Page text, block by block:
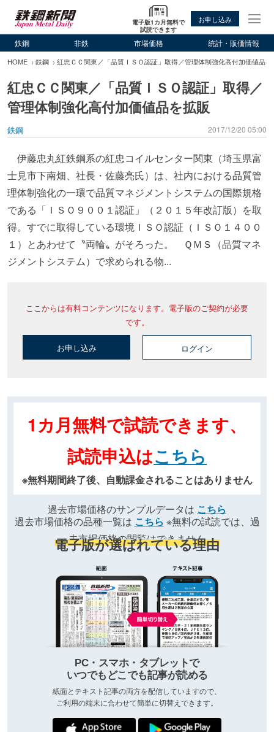
電子版1カ月無料で
試読できます
お申し込み
鉄鋼 非鉄 市場価格 統計・販価情報
HOME 鉄鋼 紅忠ＣＣ関東／「品質ＩＳＯ認証」取得／管理体制強化高付加価値品を
紅忠ＣＣ関東／「品質ＩＳＯ認証」取得／
管理体制強化高付加価値品を拡販
鉄鋼 2017/12/20 05:00
伊藤忠丸紅鉄鋼系の紅忠コイルセンター関東（埼玉県富
士見市下南畑、社長・佐藤亮氏）は、社内における品質管
理体制強化の一環で品質マネジメントシステムの国際規格
である「ＩＳＯ９００１認証」（２０１５年改訂版）を取
得。すでに取得している環境ＩＳＯ認証（ＩＳＯ１４００
１）とあわせて〝両輪〟がそろった。 ＱＭＳ（品質マネ
ジメントシステム）で求められる物...
ここからは有料コンテンツになります。電子版のご契約が必要
です。
お申し込み ログイン
1カ月無料で試読できます、
試読申込はこちら
※無料期間終了後、自動課金されることはありません
過去市場価格のサンプルデータは こちら
過去市場価格の品種一覧は こちら ※無料の試読では、過
去市場価格の閲覧はできません
電子版が選ばれている理由
PC・スマホ・タブレットで
いつでもどこでも記事が読める
紙面とテキスト記事の両方を配信していますので、
ご利用の端末に合わせて簡単に切替えできます。